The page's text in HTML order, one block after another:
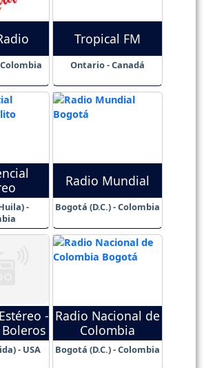
Tropical FM
Ontario - Canadá
-
Radio Mundial
Bogotá (D.C.) - Colombia
-
- USA
Radio Nacional de
Colombia
Bogotá (D.C.) - Colombia